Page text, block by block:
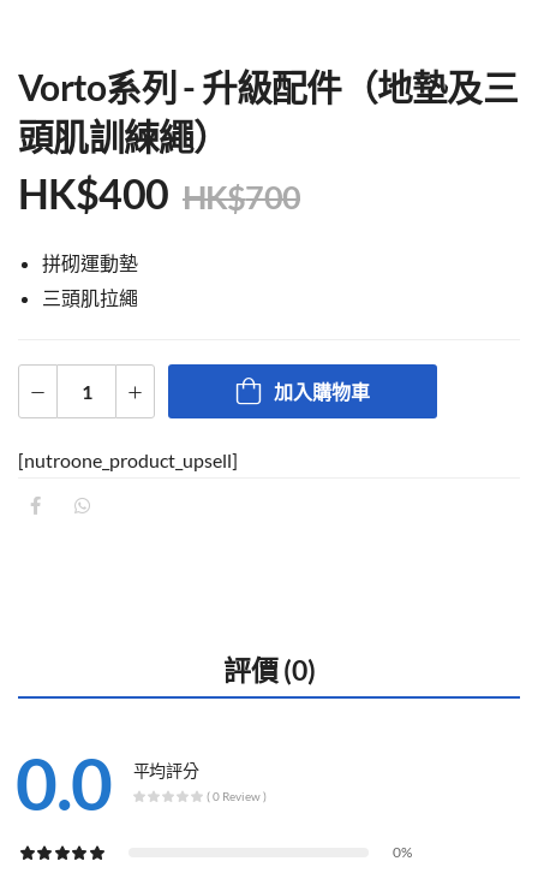
Vorto系列 - 升級配件（地墊及三
頭肌訓練繩）
HK$400 HK$700
拼砌運動墊
三頭肌拉繩
加入購物車
[nutroone_product_upsell]
評價 (0)
0.0 平均評分
( 0 Review )
0%